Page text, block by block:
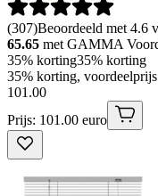
(307)Beoordeeld met 4.6
65.65 met GAMMA
35% korting35% korting
35% korting,
101 .00
Prijs: 101.00 euro